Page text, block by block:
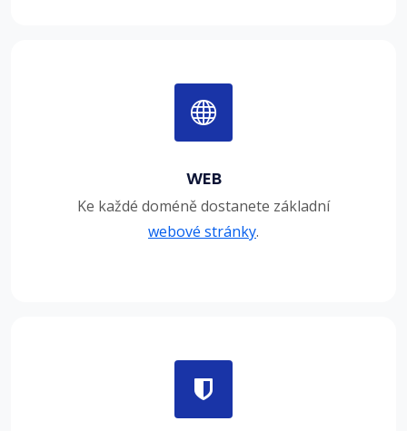
WEB
Ke každé doméně dostanete základní
webové stránky.